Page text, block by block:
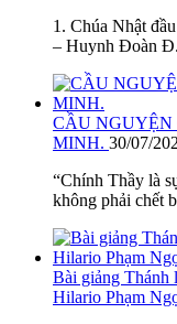
1. Chúa Nhật
– Huynh Đoàn
CẦU NGUYỆN
MINH. 30/07/
“Chính Thầy là
không phải chết
Bài giảng Thánh
Hilario Phạm